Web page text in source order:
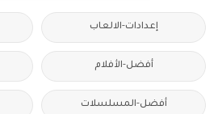
إعدادات-الالعاب
أفضل-الأفلام
أفضل-المسلسلات